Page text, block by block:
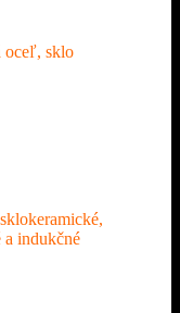
oceľ, sklo
a indukčné